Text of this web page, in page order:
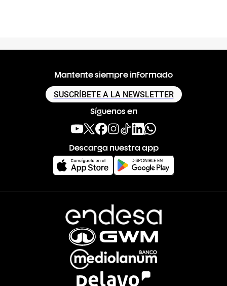
Mantente siempre informado
SUSCRÍBETE A LA NEWSLETTER
Síguenos en
Descarga nuestra app